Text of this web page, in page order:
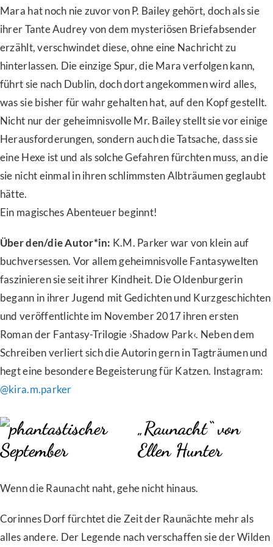
Mara hat noch nie zuvor von P. Bailey gehört, doch als sie
ihrer Tante Audrey von dem mysteriösen Briefabsender
erzählt, verschwindet diese, ohne eine Nachricht zu
hinterlassen. Die einzige Spur, die Mara verfolgen kann,
führt sie nach Dublin, doch dort angekommen wird alles,
was sie bisher für wahr gehalten hat, auf den Kopf gestellt.
Nicht nur der geheimnisvolle Mr. Bailey stellt sie vor einige
Herausforderungen, sondern auch die Tatsache, dass sie
eine Hexe ist und als solche Gefahren fürchten muss, an die
sie nicht einmal in ihren schlimmsten Albträumen geglaubt
hätte.
Ein magisches Abenteuer beginnt!
Über den/die Autor*in: K.M. Parker war von klein auf
buchversessen. Vor allem geheimnisvolle Fantasywelten
faszinieren sie seit ihrer Kindheit. Die Oldenburgerin
begann in ihrer Jugend mit Gedichten und Kurzgeschichten
und veröffentlichte im November 2017 ihren ersten
Roman der Fantasy-Trilogie ›Shadow Park‹. Neben dem
Schreiben verliert sich die Autorin gern in Tagträumen und
hegt eine besondere Begeisterung für Katzen. Instagram:
@kira.m.parker
„Raunacht“ von
Ellen Hunter
Wenn die Raunacht naht, gehe nicht hinaus.
Corinnes Dorf fürchtet die Zeit der Raunächte mehr als
alles andere. Der Legende nach verschaffen sie der Wilden